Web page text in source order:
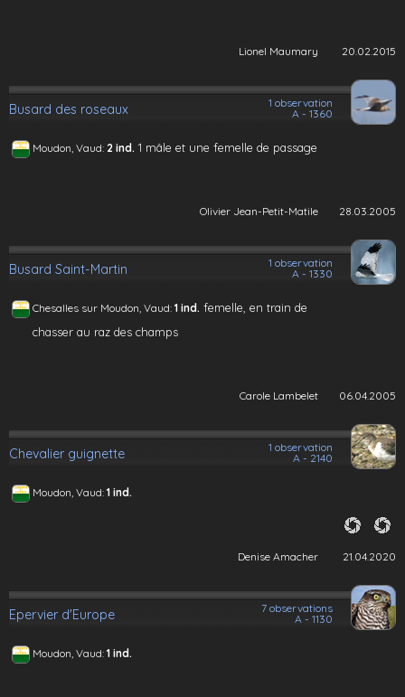
Lionel Maumary 20.02.2015
Busard des roseaux
1 observation
A - 1360
Moudon, Vaud: 2 ind. 1 mâle et une femelle de passage
Olivier Jean-Petit-Matile 28.03.2005
Busard Saint-Martin
1 observation
A - 1330
Chesalles sur Moudon, Vaud: 1 ind. femelle, en train de
chasser au raz des champs
Carole Lambelet 06.04.2005
Chevalier guignette
1 observation
A - 2140
Moudon, Vaud: 1 ind.
Denise Amacher 21.04.2020
Epervier d'Europe
7 observations
A - 1130
Moudon, Vaud: 1 ind.